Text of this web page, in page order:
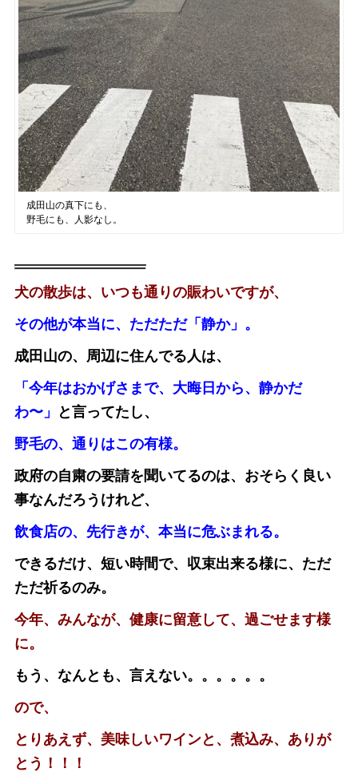
成田山の真下にも、
野毛にも、人影なし。
犬の散歩は、いつも通りの賑わいですが、
その他が本当に、ただただ「静か」。
成田山の、周辺に住んでる人は、
「今年はおかげさまで、大晦日から、静かだ
わ〜」
と言ってたし、
野毛の、通りはこの有様。
政府の自粛の要請を聞いてるのは、おそらく良い
事なんだろうけれど、
飲食店の、先行きが、本当に危ぶまれる。
できるだけ、短い時間で、収束出来る様に、ただ
ただ祈るのみ。
今年、みんなが、健康に留意して、過ごせます様
に。
もう、なんとも、言えない。。。。。。
ので、
とりあえず、美味しいワインと、煮込み、ありが
とう！！！